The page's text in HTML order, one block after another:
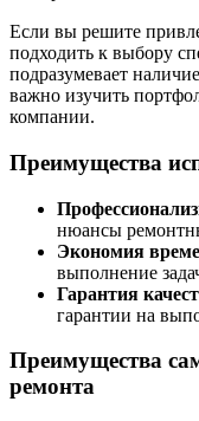
Если вы решите
подходить к выбору
подразумевает
важно изучить
компании.
Преимущества
нюансы
Экономия
выполнение
Гарантия
гарантии на
Преимущества
ремонта